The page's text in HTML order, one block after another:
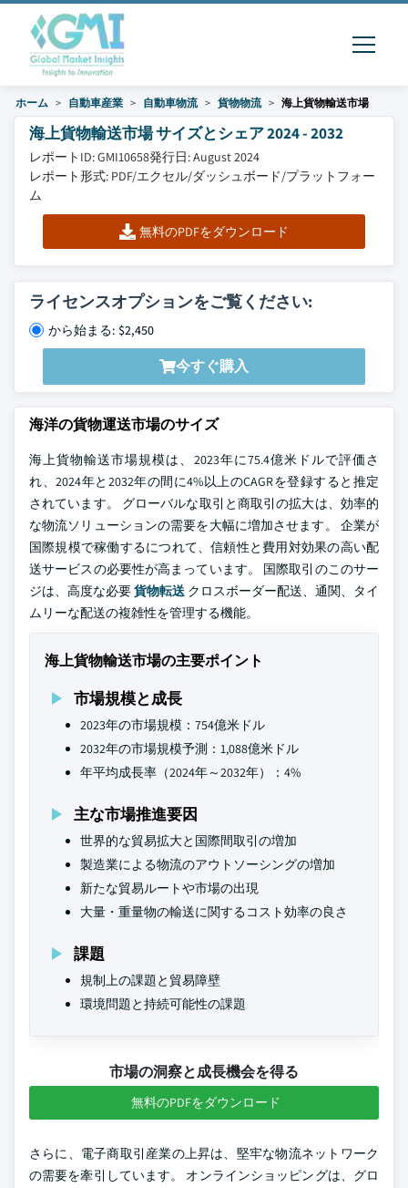
ホーム 自動車産業 自動車物流 貨物物流 海上貨物輸送市場
海上貨物輸送市場 サイズとシェア 2024 - 2032
レポートID: GMI10658発行日: August 2024
レポート形式: PDF/エクセル/ダッシュボード/プラットフォー
ム
無料のPDFをダウンロード
ライセンスオプションをご覧ください:
から始まる: $2,450
今すぐ購入
海洋の貨物運送市場のサイズ
海上貨物輸送市場規模は、2023年に75.4億米ドルで評価さ
れ、2024年と2032年の間に4%以上のCAGRを登録すると推定
されています。 グローバルな取引と商取引の拡大は、効率的
な物流ソリューションの需要を大幅に増加させます。 企業が
国際規模で稼働するにつれて、信頼性と費用対効果の高い配
送サービスの必要性が高まっています。 国際取引のこのサー
ジは、高度な必要貨物転送 クロスボーダー配送、通関、タイ
ムリーな配送の複雑性を管理する機能。
海上貨物輸送市場の主要ポイント
市場規模と成長
2023年の市場規模：754億米ドル
2032年の市場規模予測：1,088億米ドル
年平均成長率（2024年～2032年）：4%
主な市場推進要因
世界的な貿易拡大と国際間取引の増加
製造業による物流のアウトソーシングの増加
新たな貿易ルートや市場の出現
大量・重量物の輸送に関するコスト効率の良さ
課題
規制上の課題と貿易障壁
環境問題と持続可能性の課題
市場の洞察と成長機会を得る
無料のPDFをダウンロード
さらに、電子商取引産業の上昇は、堅牢な物流ネットワーク
の需要を牽引しています。 オンラインショッピングは、グロ